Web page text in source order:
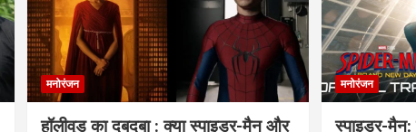
मनोरंजन
हॉलीवुड का दबदबा : क्या स्पाइडर-मैन और
मनोरंजन
स्पाइडर-